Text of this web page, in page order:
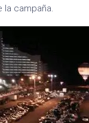
la campaña.